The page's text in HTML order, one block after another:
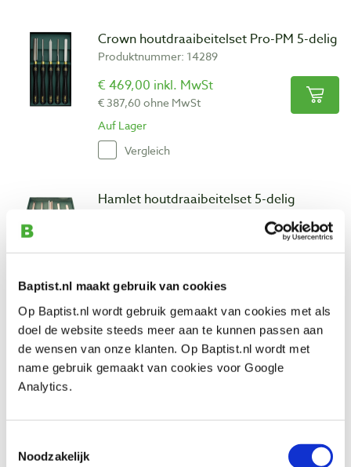
Baptist.nl maakt gebruik van cookies
Op Baptist.nl wordt gebruik gemaakt van cookies met als
doel de website steeds meer aan te kunnen passen aan
de wensen van onze klanten. Op Baptist.nl wordt met
name gebruik gemaakt van cookies voor Google
Analytics.
Noodzakelijk
Crown houtdraaibeitelset Pro-PM 5-delig
Produktnummer: 14289
€ 469,00 inkl. MwSt
€ 387,60 ohne MwSt
Auf Lager
Vergleich
Hamlet houtdraaibeitelset 5-delig
Auf Lager
Vergleich
Narex houtdraaibeitelset 6-delig
Produktnummer: 31318
€ 108,26 ohne MwSt